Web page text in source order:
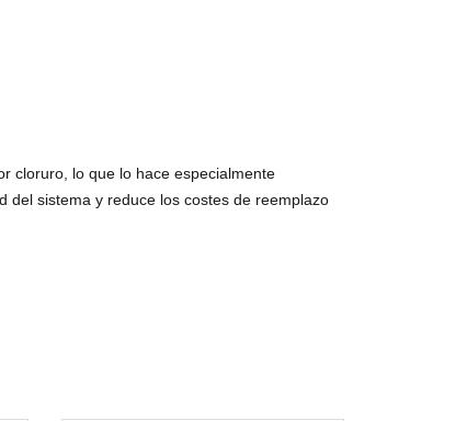
cloruro, lo que lo hace especialmente
del sistema y reduce los costes de reemplazo